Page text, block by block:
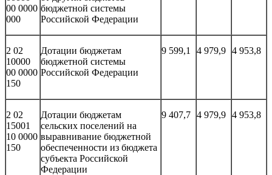
00 0000
000
бюджетной системы
Российской Федерации
2 02
10000
00 0000
150
Дотации бюджетам
бюджетной системы
Российской Федерации
9 599,1 4 979,9 4 953,8
2 02
15001
10 0000
150
Дотации бюджетам
сельских поселений на
выравнивание бюджетной
обеспеченности из бюджета
субъекта Российской
Федерации
9 407,7 4 979,9 4 953,8